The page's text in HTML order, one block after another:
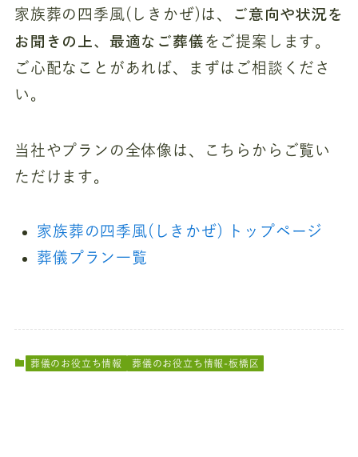
家族葬の四季風(しきかぜ)は、
ご意向や状況を
お聞きの上、最適なご葬儀 をご提案します。
ご心配なことがあれば、まずはご相談くださ
い。
当社やプランの全体像は、こちらからご覧い
ただけます。
家族葬の四季風(しきかぜ) トップページ
葬儀プラン一覧
葬儀のお役立ち情報 葬儀のお役立ち情報-板橋区